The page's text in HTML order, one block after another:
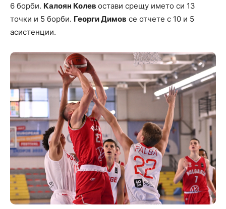
6 борби. Калоян Колев остави срещу името си 13
точки и 5 борби. Георги Димов се отчете с 10 и 5
асистенции.